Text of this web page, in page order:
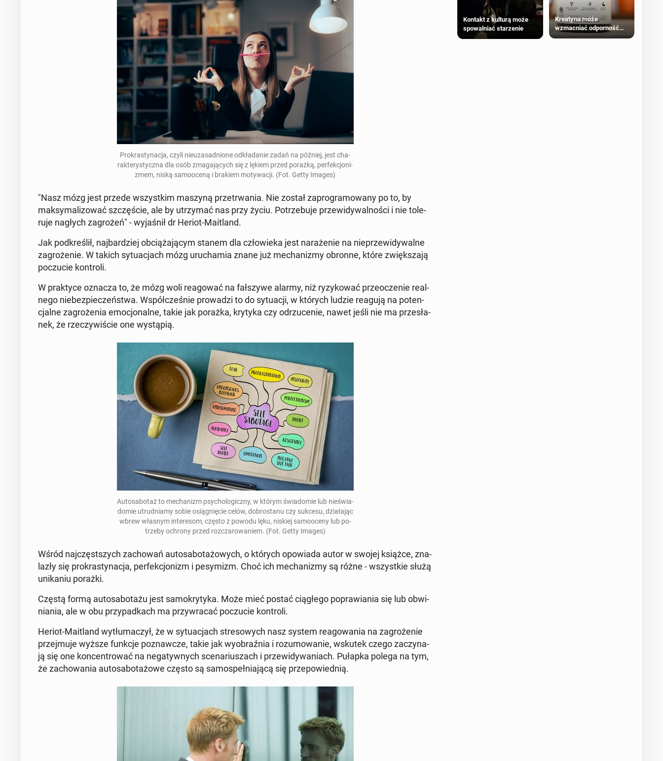
Pro­kra­sty­na­cja, czyli nie­uza­sad­nio­ne od­kła­da­nie zadań na później, jest cha­
rak­te­ry­stycz­na dla osób zma­ga­ją­cych się z lękiem przed porażką, per­fek­cjo­ni­
zmem, niską sa­mo­oce­ną i brakiem mo­ty­wa­cji. (Fot. Getty Images)
"Nasz mózg jest przede wszyst­kim maszyną prze­trwa­nia. Nie został za­pro­gra­mo­wa­ny po to, by
mak­sy­ma­li­zo­wać szczę­ście, ale by utrzy­mać nas przy życiu. Po­trze­bu­je prze­wi­dy­wal­no­ści i nie to­le­
ru­je nagłych za­gro­żeń" - wy­ja­śnił dr Heriot-Ma­itland.
Jak pod­kre­ślił, naj­bar­dziej ob­cią­ża­ją­cym stanem dla czło­wie­ka jest na­ra­że­nie na nie­prze­wi­dy­wal­ne
za­gro­że­nie. W takich sy­tu­acjach mózg uru­cha­mia znane już me­cha­ni­zmy obronne, które zwięk­sza­ją
po­czu­cie kon­tro­li.
W prak­ty­ce oznacza to, że mózg woli re­ago­wać na fał­szy­we alarmy, niż ry­zy­ko­wać prze­ocze­nie re­al­
ne­go nie­bez­pie­czeń­stwa. Współ­cze­śnie pro­wa­dzi to do sy­tu­acji, w których ludzie reagują na po­ten­
cjal­ne za­gro­że­nia emo­cjo­nal­ne, takie jak porażka, krytyka czy od­rzu­ce­nie, nawet jeśli nie ma prze­sła­
nek, że rze­czy­wi­ście one wy­stą­pią.
Au­to­sa­bo­taż to me­cha­nizm psy­cho­lo­gicz­ny, w którym świa­do­mie lub nie­świa­
do­mie utrud­nia­my sobie osią­gnię­cie celów, do­bro­sta­nu czy sukcesu, dzia­ła­jąc
wbrew własnym in­te­re­som, często z powodu lęku, niskiej sa­mo­oce­ny lub po­
trze­by ochrony przed roz­cza­ro­wa­niem. (Fot. Getty Images)
Wśród naj­częst­szych za­cho­wań au­to­sa­bo­ta­żo­wych, o których opo­wia­da autor w swojej książce, zna­
la­zły się pro­kra­sty­na­cja, per­fek­cjo­nizm i pe­sy­mizm. Choć ich me­cha­ni­zmy są różne - wszyst­kie służą
uni­ka­niu porażki.
Częstą formą au­to­sa­bo­ta­żu jest sa­mo­kry­ty­ka. Może mieć postać cią­głe­go po­pra­wia­nia się lub ob­wi­
nia­nia, ale w obu przy­pad­kach ma przy­wra­cać po­czu­cie kon­tro­li.
Heriot-Ma­itland wy­tłu­ma­czył, że w sy­tu­acjach stre­so­wych nasz system re­ago­wa­nia na za­gro­że­nie
przej­mu­je wyższe funkcje po­znaw­cze, takie jak wy­obraź­nia i ro­zu­mo­wa­nie, wskutek czego za­czy­na­
ją się one kon­cen­tro­wać na ne­ga­tyw­nych sce­na­riu­szach i prze­wi­dy­wa­niach. Pułapka polega na tym,
że za­cho­wa­nia au­to­sa­bo­ta­żo­we często są sa­mo­speł­nia­ją­cą się prze­po­wied­nią.
Kontakt z kulturą może
spowalniać starzenie
Kreatyna może
wzmacniać odporność
przeciw nowotworom